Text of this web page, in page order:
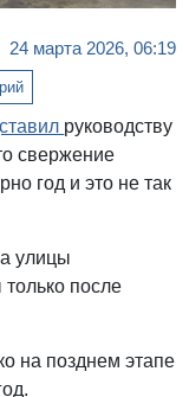
24 марта 2026, 06:19
руководству
свержение
год и это не так
улицы
после
на позднем этапе